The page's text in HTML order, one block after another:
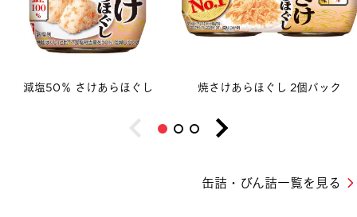
減塩50％ さけあらほぐし 焼さけあらほぐし 2個パック
缶詰・びん詰一覧を見る